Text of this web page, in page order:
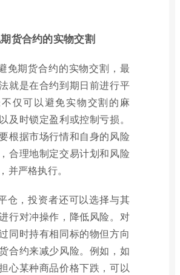
货合约的实物交割
免期货合约的实物交割，最
就是在合约到期日前进行平
仅可以避免实物交割的麻
及时锁定盈利或控制亏损。
根据市场行情和自身的风险
合理地制定交易计划和风险
并严格执行。
仓，投资者还可以选择与其
行对冲操作，降低风险。对
同时持有相同标的物但方向
合约来减少风险。例如，如
心某种商品价格下跌，可以